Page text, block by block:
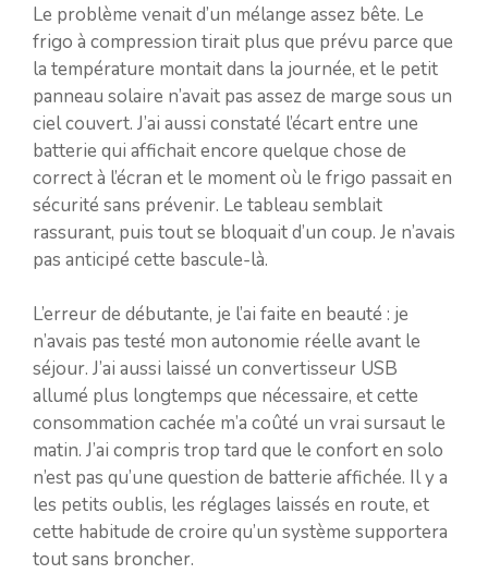
Le problème venait d’un mélange assez bête. Le
frigo à compression tirait plus que prévu parce que
la température montait dans la journée, et le petit
panneau solaire n’avait pas assez de marge sous un
ciel couvert. J’ai aussi constaté l’écart entre une
batterie qui affichait encore quelque chose de
correct à l’écran et le moment où le frigo passait en
sécurité sans prévenir. Le tableau semblait
rassurant, puis tout se bloquait d’un coup. Je n’avais
pas anticipé cette bascule-là.
L’erreur de débutante, je l’ai faite en beauté : je
n’avais pas testé mon autonomie réelle avant le
séjour. J’ai aussi laissé un convertisseur USB
allumé plus longtemps que nécessaire, et cette
consommation cachée m’a coûté un vrai sursaut le
matin. J’ai compris trop tard que le confort en solo
n’est pas qu’une question de batterie affichée. Il y a
les petits oublis, les réglages laissés en route, et
cette habitude de croire qu’un système supportera
tout sans broncher.